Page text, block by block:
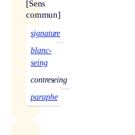
[Sens
commun]
signature
blanc-
seing
contreseing
paraphe